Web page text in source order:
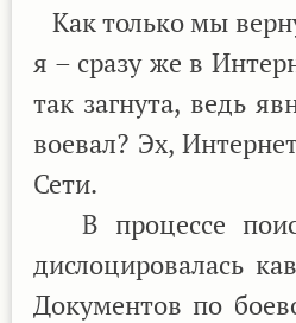
Как только мы
я – сразу же в
так загнута, ведь
воевал? Эх,
Сети.
В процессе
дислоцировалась
Документов по